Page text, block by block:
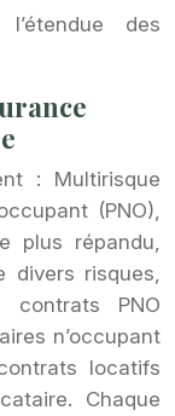
des
: Multirisque
(PNO),
plus répandu,
risques,
PNO
n’occupant
locatifs
Chaque